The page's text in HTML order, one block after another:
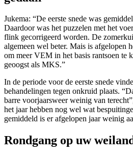
Jukema: “De eerste snede was
Daardoor was het puzzelen met het
flink gecorrigeerd worden. De
algemeen wel beter. Mais is afgelopen
om meer VEM in het basis rantsoen te
geoogst als MKS.”
In de periode voor de eerste snede
behandelingen tegen onkruid plaats.
barre voorjaarsweer weinig van
het jaar hebben nog wel wat
gemiddeld is er afgelopen jaar weinig
Rondgang op uw